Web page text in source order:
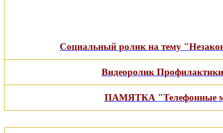
Социальный ролик на тему
Видеоролик
ПАМЯТКА "Телефонные